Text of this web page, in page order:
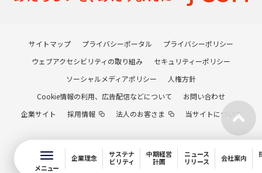
メニュー
企業理念
サステナ
ビリティ
中期経営
計画
ニュース
リリース
会社案内
サイトマップ プライバシーポータル
プライバシーポリシー
ウェブアクセシビリティの取り組み
セキュリティーポリシー
ソーシャルメディアポリシー
人権方針
Cookie情報の利用、広告配信などについて
お問い合わせ
企業サイト
採用情報 法人のお客さま 当サイトについて